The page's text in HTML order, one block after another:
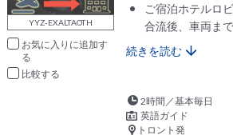
YYZ-EXALTAOTH
お気に入りに追加
比較
ご宿泊ホテルロ
合流後、車両まで
続きを読む
2時間／基本毎日
英語ガイド
トロント発